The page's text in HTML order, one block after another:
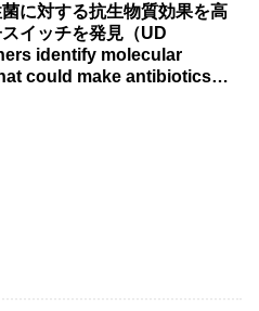
に対する抗生物質効果を高
イッチを発見（UD
identify molecular
could make antibiotics